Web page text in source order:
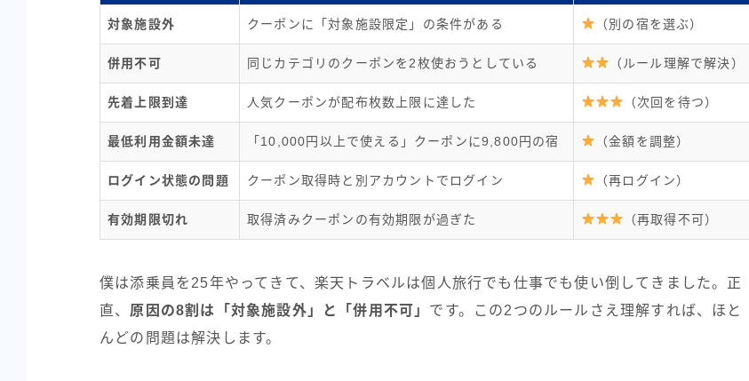
対象施設外 クーポンに「対象施設限定」の条件がある （別の宿を選ぶ）
併用不可 同じカテゴリのクーポンを2枚使おうとしている （ルール理解で解決）
先着上限到達 人気クーポンが配布枚数上限に達した （次回を待つ）
最低利用金額未達 「10,000円以上で使える」クーポンに9,800円の宿 （金額を調整）
ログイン状態の問題 クーポン取得時と別アカウントでログイン （再ログイン）
有効期限切れ 取得済みクーポンの有効期限が過ぎた （再取得不可）
僕は添乗員を25年やってきて、楽天トラベルは個人旅行でも仕事でも使い倒してきました。正
直、 原因の8割は「対象施設外」と「併用不可」 です。この2つのルールさえ理解すれば、ほと
んどの問題は解決します。